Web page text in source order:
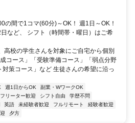
の間で1コマ(60分)～OK！ 週1日～OK！
など、 シフト（時間帯・曜日）はご希
高校の学生さんを対象にご自宅から個別
コース」「受験準備コース」「弱点分野
策コース」など 生徒さんの希望に沿っ
週1日からOK
副業・WワークOK
フリーター歓迎 シフト自由
学歴不問
英語 未経験者歓迎 フルリモート
経験者歓迎
夕方